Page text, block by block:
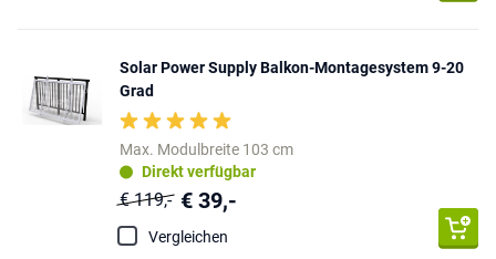
Solar Power Supply Balkon-Montagesystem 9-20
Grad
Max. Modulbreite 103 cm
Direkt verfügbar
€ 119,- € 39,-
Vergleichen